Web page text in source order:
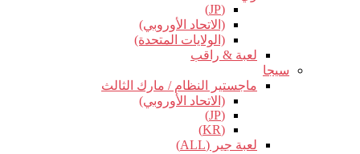
(JP)
(الاتحاد الأوروبي)
(الولايات المتحدة)
لعبة & راقب
سيجا
ماجستير النظام / مارك الثالث
(الاتحاد الأوروبي)
(JP)
(KR)
لعبة جير (ALL)